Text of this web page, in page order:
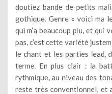
doutiez bande de petits
gothique. Genre « voici ma
qui m’a beaucoup plu, et qui
pas, c’est cette variété
le chant et les parties lead,
terme. En plus clair : la
rythmique, au niveau des
reste très conventionnel, et